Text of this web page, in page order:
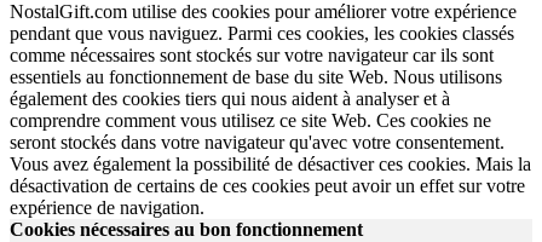
NostalGift.com utilise des cookies pour améliorer votre expérience
pendant que vous naviguez. Parmi ces cookies, les cookies classés
comme nécessaires sont stockés sur votre navigateur car ils sont
essentiels au fonctionnement de base du site Web. Nous utilisons
également des cookies tiers qui nous aident à analyser et à
comprendre comment vous utilisez ce site Web. Ces cookies ne
seront stockés dans votre navigateur qu'avec votre consentement.
Vous avez également la possibilité de désactiver ces cookies. Mais la
désactivation de certains de ces cookies peut avoir un effet sur votre
expérience de navigation.
Cookies nécessaires au bon fonctionnement